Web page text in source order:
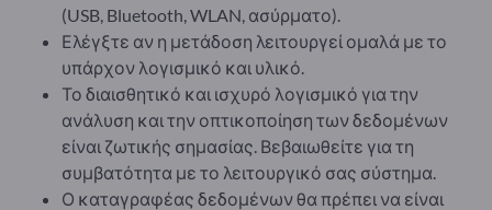
(USB, Bluetooth, WLAN, ασύρματο).
Ελέγξτε αν η μετάδοση λειτουργεί ομαλά με το
υπάρχον λογισμικό και υλικό.
Το διαισθητικό και ισχυρό λογισμικό για την
ανάλυση και την οπτικοποίηση των δεδομένων
είναι ζωτικής σημασίας. Βεβαιωθείτε για τη
συμβατότητα με το λειτουργικό σας σύστημα.
Ο καταγραφέας δεδομένων θα πρέπει να είναι